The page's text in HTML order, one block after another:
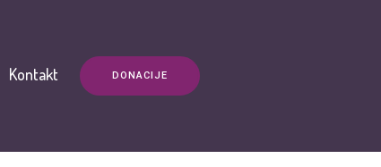
DONACIJE
Kontakt